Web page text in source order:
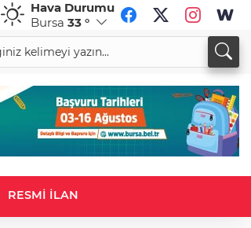
Hava Durumu
Bursa 33 °
0,5839
RESMİ İLAN